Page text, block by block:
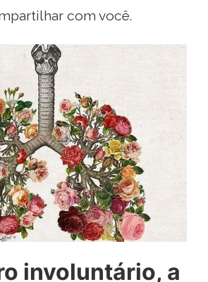
com você.
involuntário, a